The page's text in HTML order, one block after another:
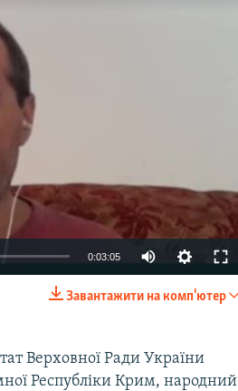
0:03:05
Завантажити на комп'ютер
Верховної Ради України
Республіки Крим, народний